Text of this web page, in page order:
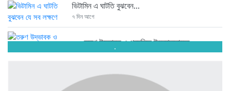
ভিটামিন এ ঘাটতি বুঝবেন...
৭ দিন আগে
তরুণ উদ্ভাবক ও প্রযুক্তি উদ্যোক্তাদের...
৭ দিন আগে
মাদরাসাকে অবহেলা করা শুরু মুজিব...
.